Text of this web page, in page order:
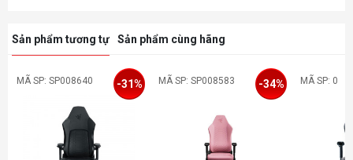
Sản phẩm tương tự Sản phẩm cùng hãng
MÃ SP: SP008640 -31% MÃ SP: SP008583 -34% MÃ SP: 0